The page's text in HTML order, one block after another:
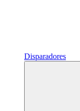
Disparadores